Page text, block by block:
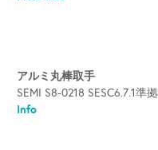
アルミ丸棒取手
SEMI S8-0218 SESC6.7.1
Info